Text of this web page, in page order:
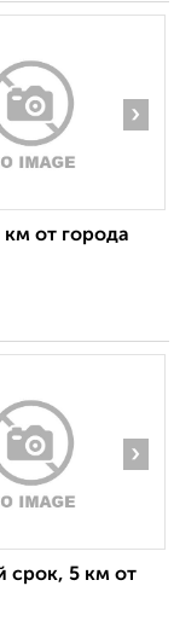
›
от города
›
срок, 5 км от